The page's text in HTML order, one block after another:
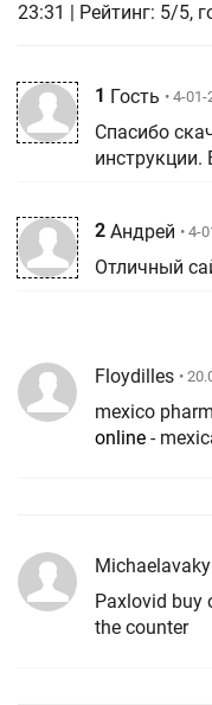
23:31
| Рейтинг: 5/5,
1 Гость • 4-
Спасибо
инструкции.
2 Андрей • 4-
Отличный
Floydilles •
mexico
online -
Michaelavaky
Paxlovid buy
the counter